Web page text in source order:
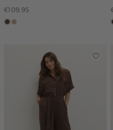
€109.95
donkerbruin
zand